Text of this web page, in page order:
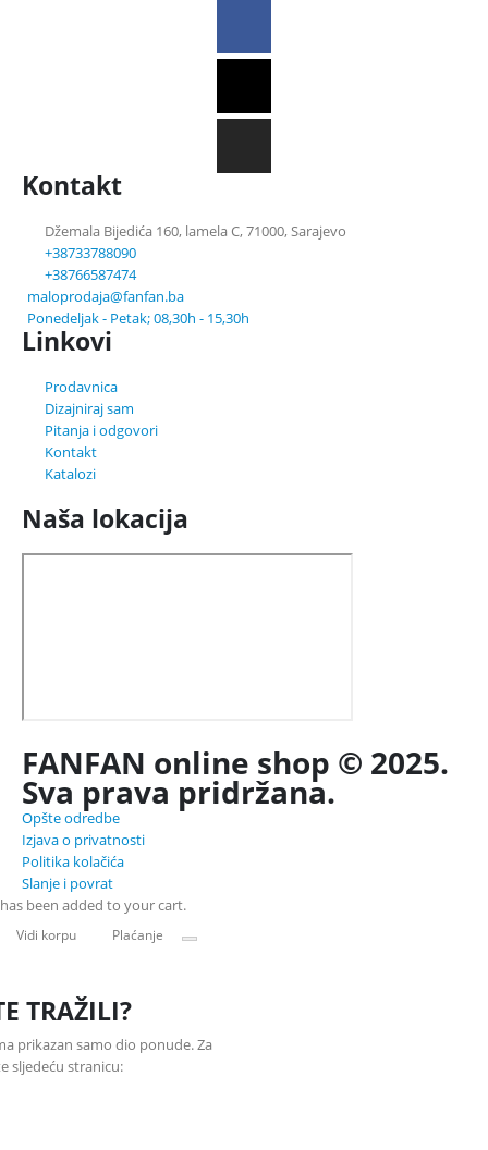
Kontakt
Džemala Bijedića 160, lamela C, 71000, Sarajevo
+38733788090
+38766587474
maloprodaja@fanfan.ba
Ponedeljak - Petak; 08,30h - 15,30h
Linkovi
Prodavnica
Dizajniraj sam
Pitanja i odgovori
Kontakt
Katalozi
Naša lokacija
FANFAN online shop © 2025.
Sva prava pridržana.
Opšte odredbe
Izjava o privatnosti
Politika kolačića
Slanje i povrat
has been added to your cart.
Vidi korpu Plaćanje
TRAŽILI?
prikazan samo dio ponude. Za
sljedeću stranicu: